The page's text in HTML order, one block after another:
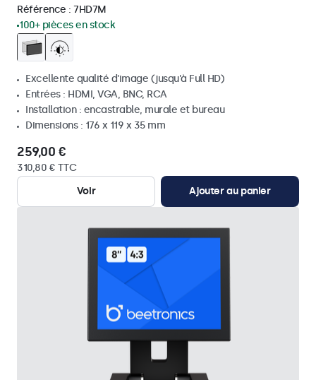
Référence : 7HD7M
100+ pièces en stock
Excellente qualité d'image (jusqu'à Full HD)
Entrées : HDMI, VGA, BNC, RCA
Installation : encastrable, murale et bureau
Dimensions : 176 x 119 x 35 mm
259,00 €
310,80 € TTC
Voir
Ajouter au panier